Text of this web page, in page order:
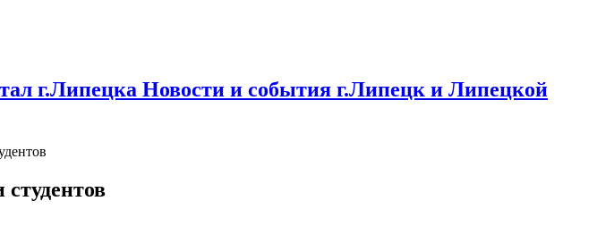
г.Липецка Новости и события г.Липецк и Липецкой